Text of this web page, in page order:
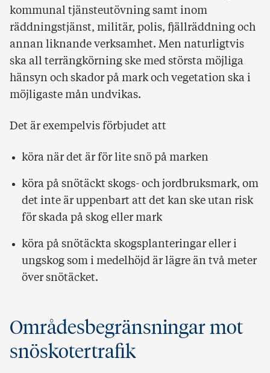
kommunal tjänsteutövning samt inom
räddningstjänst, militär, polis, fjällräddning och
annan liknande verksamhet. Men naturligtvis
ska all terrängkörning ske med största möjliga
hänsyn och skador på mark och vegetation ska i
möjligaste mån undvikas.
Det är exempelvis förbjudet att
köra när det är för lite snö på marken
köra på snötäckt skogs- och jordbruksmark, om
det inte är uppenbart att det kan ske utan risk
för skada på skog eller mark
köra på snötäckta skogsplanteringar eller i
ungskog som i medelhöjd är lägre än två meter
över snötäcket.
Områdesbegränsningar mot
snöskotertrafik